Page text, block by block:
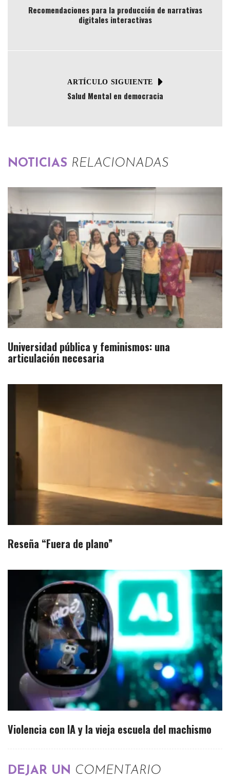
Recomendaciones para la producción de narrativas
digitales interactivas
ARTÍCULO SIGUIENTE
Salud Mental en democracia
NOTICIAS RELACIONADAS
Universidad pública y feminismos: una
articulación necesaria
Reseña “Fuera de plano”
Violencia con IA y la vieja escuela del machismo
DEJAR UN COMENTARIO